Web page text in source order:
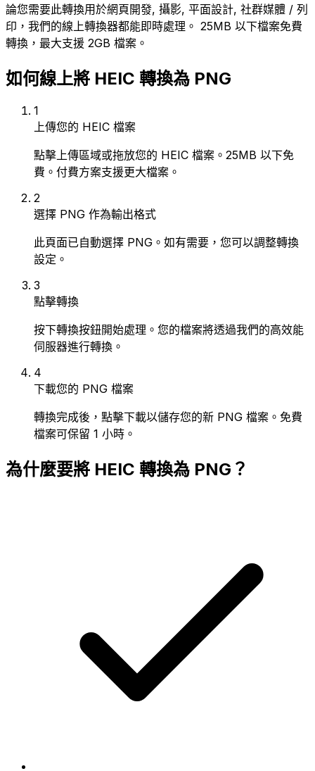
論您需要此轉換用於網頁開發, 攝影, 平面設計, 社群媒體 / 列
印，我們的線上轉換器都能即時處理。 25MB 以下檔案免費
轉換，最大支援 2GB 檔案。
如何線上將 HEIC 轉換為 PNG
1
上傳您的 HEIC 檔案
點擊上傳區域或拖放您的 HEIC 檔案。25MB 以下免
費。付費方案支援更大檔案。
2
選擇 PNG 作為輸出格式
此頁面已自動選擇 PNG。如有需要，您可以調整轉換
設定。
3
點擊轉換
按下轉換按鈕開始處理。您的檔案將透過我們的高效能
伺服器進行轉換。
4
下載您的 PNG 檔案
轉換完成後，點擊下載以儲存您的新 PNG 檔案。免費
檔案可保留 1 小時。
為什麼要將 HEIC 轉換為 PNG？